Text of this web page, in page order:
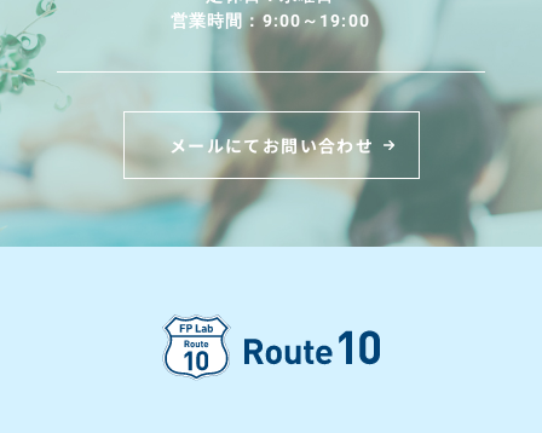
営業時間：9:00～19:00
メールにてお問い合わせ